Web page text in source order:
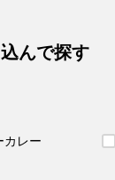
んで探す
カレー